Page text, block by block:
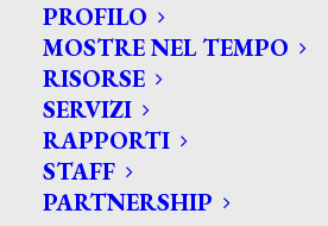
PROFILO
MOSTRE NEL TEMPO
RISORSE
SERVIZI
RAPPORTI
STAFF
PARTNERSHIP
CERCA TRA GLI ARTISTI:
Search
for: